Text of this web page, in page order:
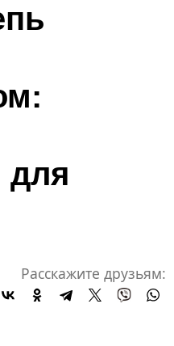
для
Расскажите друзьям: